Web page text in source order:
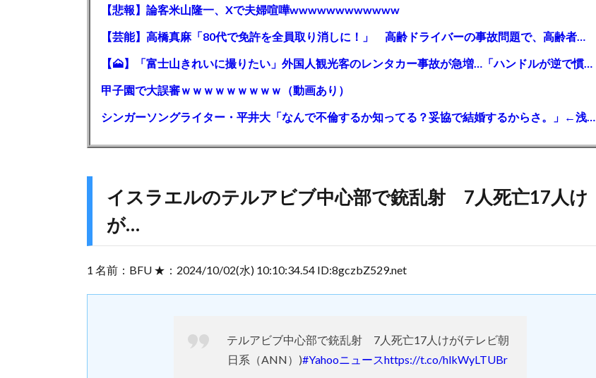
【悲報】論客米山隆一、Xで夫婦喧嘩wwwwwwwwwwww
【芸能】高橋真麻「80代で免許を全員取り消しに！」 高齢ドライバーの事故問題で、高齢者の運転免許取り消し法を提案
【🗻】「富士山きれいに撮りたい」外国人観光客のレンタカー事故が急増…「ハンドルが逆で慣れず」、道の狭さも
甲子園で大誤審ｗｗｗｗｗｗｗｗｗ（動画あり）
シンガーソングライター・平井大「なんで不倫するか知ってる？妥協で結婚するからさ。」←浅すぎると大炎上
イスラエルのテルアビブ中心部で銃乱射 7人死亡17人け
が…
1 名前：BFU ★：2024/10/02(水) 10:10:34.54 ID:8gczbZ529.net
テルアビブ中心部で銃乱射 7人死亡17人けが(テレビ朝
日系（ANN）)#Yahooニュースhttps://t.co/hlkWyLTUBr